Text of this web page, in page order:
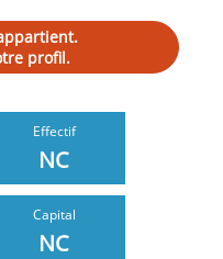
profil.
Effectif
NC
Capital
NC